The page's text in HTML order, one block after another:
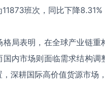
班次，同比下降8.31%
格局表明，在全球产业链
国内市场则面临需求结构
深耕国际高价值货源市场